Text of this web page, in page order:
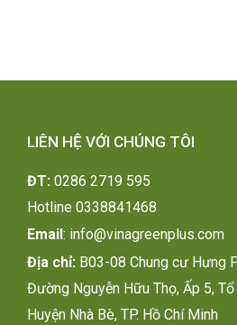
LIÊN HỆ VỚI CHÚNG TÔI
ĐT: 0286 2719 595
Hotline 0338841468
Email: info@vinagreenplus.com
Địa chỉ: B03-08 Chung cư Hưng
Đường Nguyễn Hữu Thọ, Ấp 5,
Huyện Nhà Bè, TP. Hồ Chí Minh